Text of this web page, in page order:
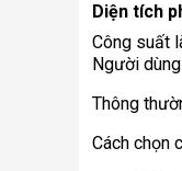
Diện tích
Công suất
Người
Thông
Cách chọn